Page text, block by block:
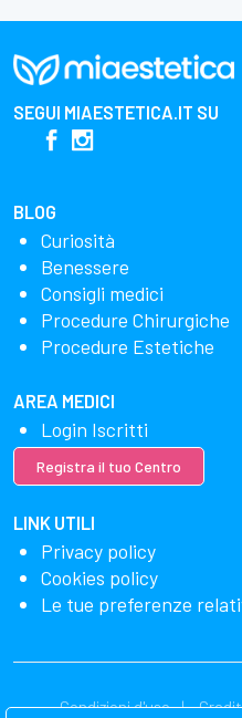
SEGUI MIAESTETICA.IT SU
BLOG
Curiosità
Benessere
Consigli medici
Procedure Chirurgiche
Procedure Estetiche
AREA MEDICI
Login Iscritti
Registra il tuo Centro
LINK UTILI
Privacy policy
Cookies policy
Le tue preferenze
Condizioni d'uso